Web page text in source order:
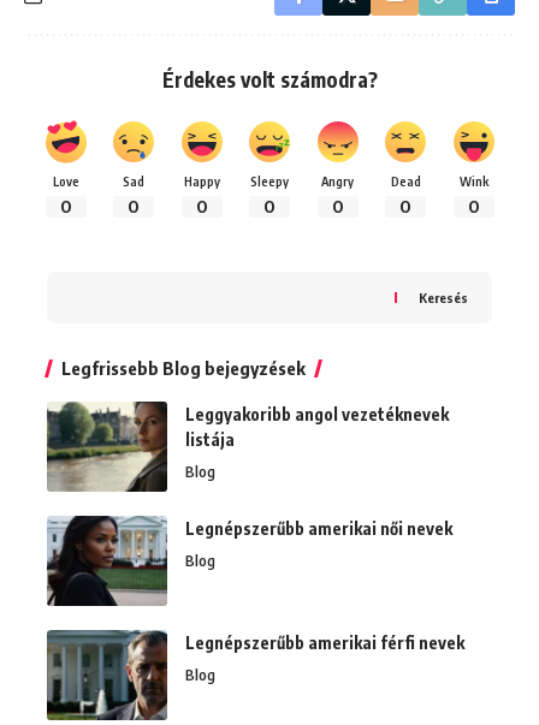
Érdekes volt számodra?
Love
0
Sad
0
Happy
0
Sleepy
0
Angry
0
Dead
0
Wink
0
Keresés
Legfrissebb Blog bejegyzések
Leggyakoribb angol vezetéknevek
listája
Blog
Legnépszerűbb amerikai női nevek
Blog
Legnépszerűbb amerikai férfi nevek
Blog